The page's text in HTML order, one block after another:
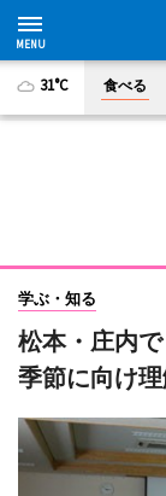
31°C 食べる
学ぶ・知る
松本・庄内
季節に向け